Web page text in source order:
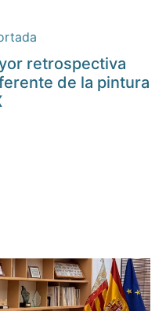
retrospectiva
de la pintura